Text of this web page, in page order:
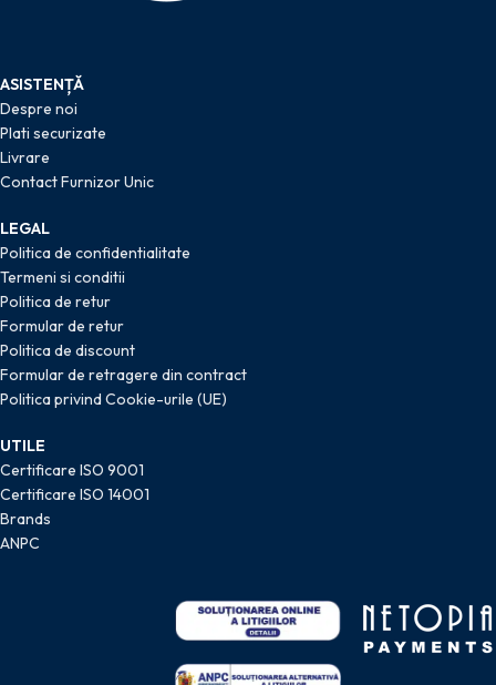
ASISTENȚĂ
Despre noi
Plati securizate
Livrare
Contact Furnizor Unic
LEGAL
Politica de confidentialitate
Termeni si conditii
Politica de retur
Formular de retur
Politica de discount
Formular de retragere din contract
Politica privind Cookie-urile (UE)
UTILE
Certificare ISO 9001
Certificare ISO 14001
Brands
ANPC